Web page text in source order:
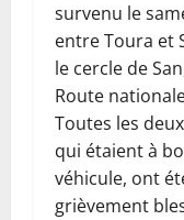
survenu le
entre Toura et
le cercle de
Route
Toutes les
qui étaient à
véhicule, ont
grièvement